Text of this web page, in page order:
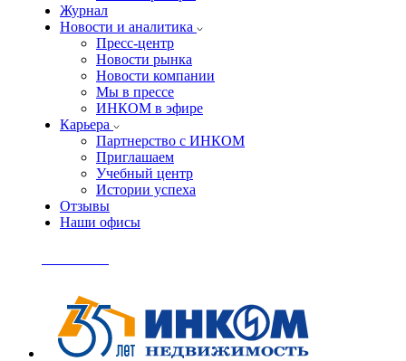
Журнал
Новости и аналитика
Пресс-центр
Новости рынка
Новости компании
Мы в прессе
ИНКОМ в эфире
Карьера
Партнерство с ИНКОМ
Приглашаем
Учебный центр
Истории успеха
Отзывы
Наши офисы